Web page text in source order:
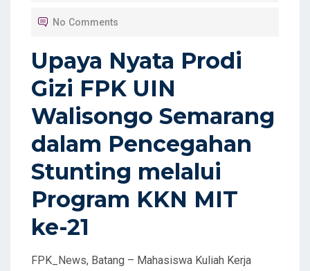
O
N
No Comments
Upaya Nyata Prodi
Gizi FPK UIN
Walisongo Semarang
dalam Pencegahan
Stunting melalui
Program KKN MIT
ke-21
FPK_News, Batang – Mahasiswa Kuliah Kerja